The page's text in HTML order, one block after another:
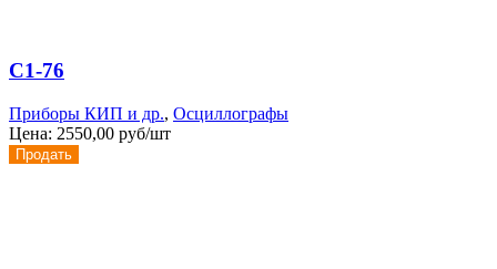
С1-76
Приборы КИП и др., Осциллографы
Цена: 2550,00 руб/шт
Продать